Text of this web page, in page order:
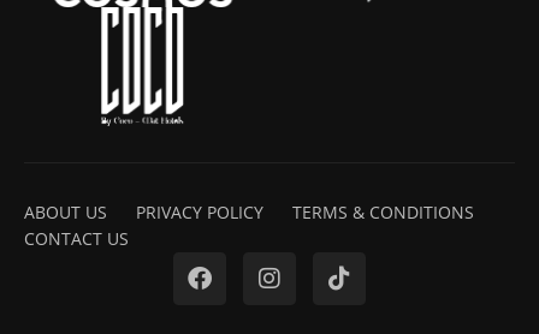
ABOUT US PRIVACY POLICY
TERMS & CONDITIONS
CONTACT US